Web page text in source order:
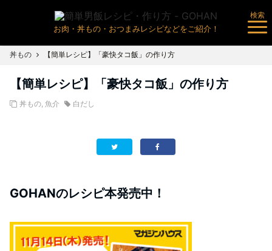
お肉・丼もの・おつまみレシピなどをご紹介！
検索
丼もの 【簡単レシピ】「豪快タコ飯」の作り方
【簡単レシピ】「豪快タコ飯」の作り方
丼もの, 魚介 白だし
GOHANのレシピ本発売中！